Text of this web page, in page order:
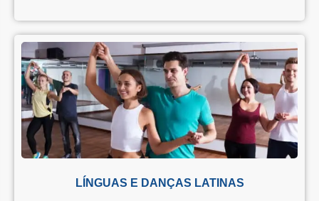
LÍNGUAS E DANÇAS LATINAS